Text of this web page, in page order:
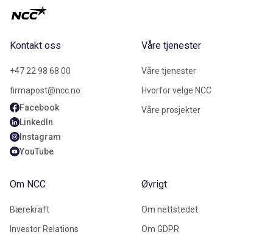
Kontakt oss
+47 22 98 68 00
firmapost@ncc.no
Facebook
LinkedIn
Instagram
YouTube
Våre tjenester
Våre tjenester
Hvorfor velge NCC
Våre prosjekter
Om NCC
Bærekraft
Investor Relations
Øvrigt
Om nettstedet
Om GDPR